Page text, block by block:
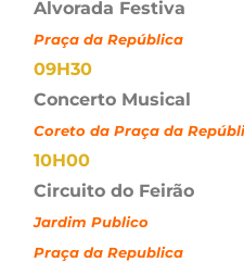
Alvorada Festiva
Praça da República
09H30
Concerto Musical
Coreto da Praça da
10H00
Circuito do Feirão
Jardim Publico
Praça da Republica